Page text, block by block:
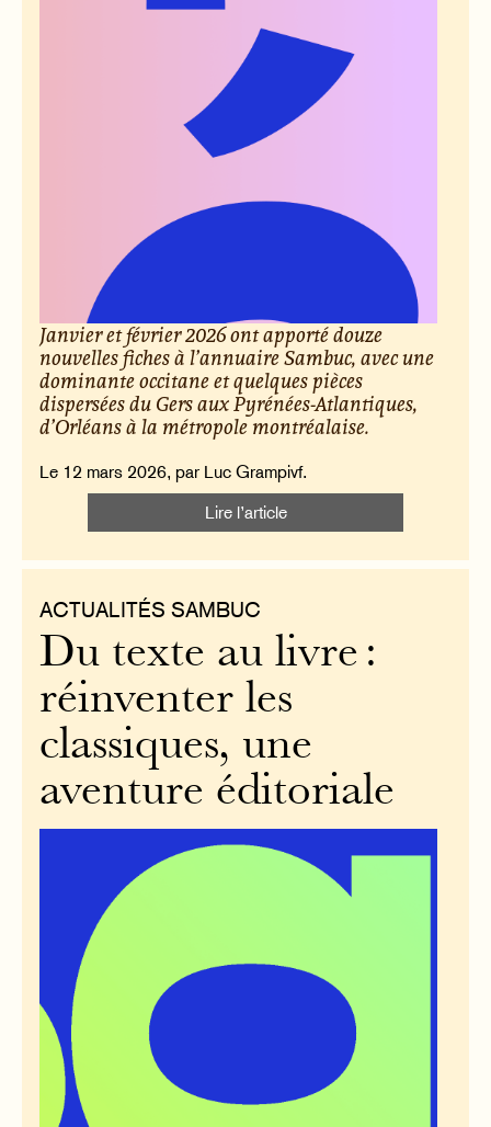
Janvier et février 2026 ont apporté douze
nouvelles fiches à l’annuaire Sambuc, avec une
dominante occitane et quelques pièces
dispersées du Gers aux Pyrénées-Atlantiques,
d’Orléans à la métropole montréalaise.
Le 12 mars 2026, par Luc Grampivf.
Lire l’article
ACTUALITÉS SAMBUC
Du texte au livre :
réinventer les
classiques, une
aventure éditoriale